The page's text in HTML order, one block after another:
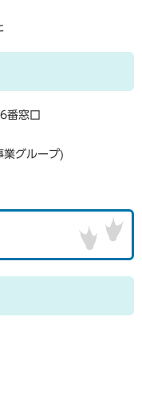
番窓口
業グループ